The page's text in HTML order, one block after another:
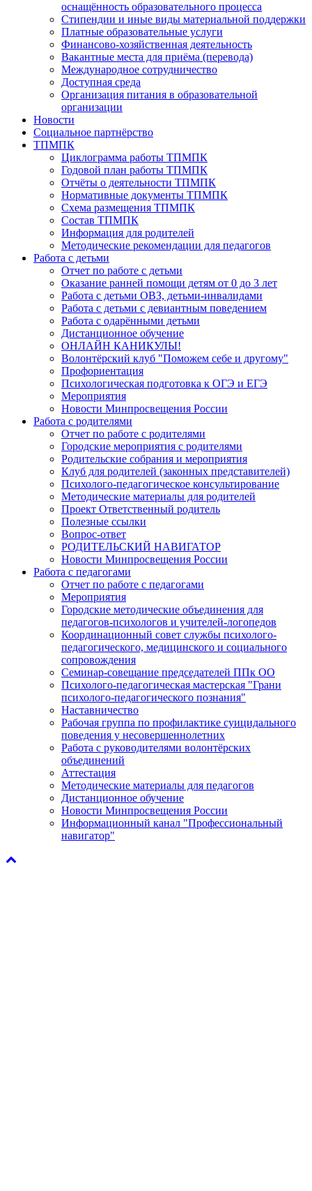
оснащённость образовательного процесса
Стипендии и иные виды материальной поддержки
Платные образовательные услуги
Финансово-хозяйственная деятельность
Вакантные места для приёма (перевода)
Международное сотрудничество
Доступная среда
Организация питания в образовательной
организации
Новости
Социальное партнёрство
ТПМПК
Циклограмма работы ТПМПК
Годовой план работы ТПМПК
Отчёты о деятельности ТПМПК
Нормативные документы ТПМПК
Схема размещения ТПМПК
Состав ТПМПК
Информация для родителей
Методические рекомендации для педагогов
Работа с детьми
Отчет по работе с детьми
Оказание ранней помощи детям от 0 до 3 лет
Работа с детьми ОВЗ, детьми-инвалидами
Работа с детьми с девиантным поведением
Работа с одарёнными детьми
Дистанционное обучение
ОНЛАЙН КАНИКУЛЫ!
Волонтёрский клуб "Поможем себе и другому"
Профориентация
Психологическая подготовка к ОГЭ и ЕГЭ
Мероприятия
Новости Минпросвещения России
Работа с родителями
Отчет по работе с родителями
Городские мероприятия с родителями
Родительские собрания и мероприятия
Клуб для родителей (законных представителей)
Психолого-педагогическое консультирование
Методические материалы для родителей
Проект Ответственный родитель
Полезные ссылки
Вопрос-ответ
РОДИТЕЛЬСКИЙ НАВИГАТОР
Новости Минпросвещения России
Работа с педагогами
Отчет по работе с педагогами
Мероприятия
Городские методические объединения для
педагогов-психологов и учителей-логопедов
Координационный совет службы психолого-
педагогического, медицинского и социального
сопровождения
Семинар-совещание председателей ППк ОО
Психолого-педагогическая мастерская "Грани
психолого-педагогического познания"
Наставничество
Рабочая группа по профилактике суицидального
поведения у несовершеннолетних
Работа с руководителями волонтёрских
объединений
Аттестация
Методические материалы для педагогов
Дистанционное обучение
Новости Минпросвещения России
Информационный канал "Профессиональный
навигатор"